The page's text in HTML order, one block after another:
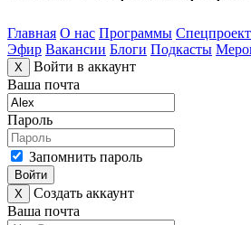
Главная О нас Программы
Эфир Вакансии Блоги Подкасты
X
Войти в аккаунт
Ваша почта
Пароль
Запомнить пароль
Войти
X
Создать аккаунт
Ваша почта